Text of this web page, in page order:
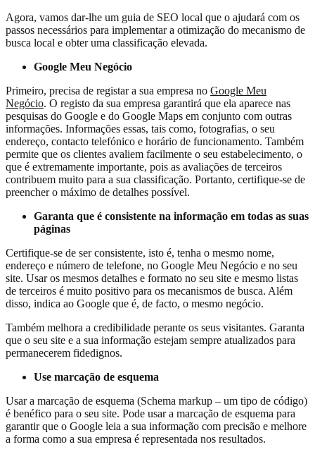
Agora, vamos dar-lhe um guia de SEO local que o ajudará com os
passos necessários para implementar a otimização do mecanismo de
busca local e obter uma classificação elevada.
Google Meu Negócio
Primeiro, precisa de registar a sua empresa no Google Meu
Negócio. O registo da sua empresa garantirá que ela aparece nas
pesquisas do Google e do Google Maps em conjunto com outras
informações. Informações essas, tais como, fotografias, o seu
endereço, contacto telefónico e horário de funcionamento. Também
permite que os clientes avaliem facilmente o seu estabelecimento, o
que é extremamente importante, pois as avaliações de terceiros
contribuem muito para a sua classificação. Portanto, certifique-se de
preencher o máximo de detalhes possível.
Garanta que é consistente na informação em todas as suas
páginas
Certifique-se de ser consistente, isto é, tenha o mesmo nome,
endereço e número de telefone, no Google Meu Negócio e no seu
site. Usar os mesmos detalhes e formato no seu site e mesmo listas
de terceiros é muito positivo para os mecanismos de busca. Além
disso, indica ao Google que é, de facto, o mesmo negócio.
Também melhora a credibilidade perante os seus visitantes. Garanta
que o seu site e a sua informação estejam sempre atualizados para
permanecerem fidedignos.
Use marcação de esquema
Usar a marcação de esquema (Schema markup – um tipo de código)
é benéfico para o seu site. Pode usar a marcação de esquema para
garantir que o Google leia a sua informação com precisão e melhore
a forma como a sua empresa é representada nos resultados.